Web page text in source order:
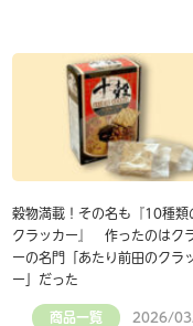
穀物満載！その名も『10種類
クラッカー』 作ったのはク
ーの名門「あたり前田のクラ
ー」だった
商品一覧 2026/